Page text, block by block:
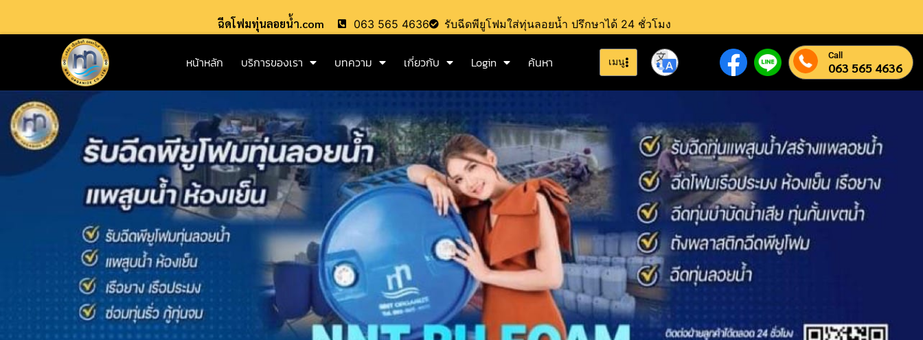
ฉีดโฟมทุ่นลอยน้ำ.com 063 565 4636 รับฉีดพียูโฟมใส่ทุ่นลอยน้ำ ปรึกษาได้ 24 ชั่วโมง
หน้าหลัก บริการของเรา บทความ เกี่ยวกับ Login ค้นหา เมนู Call
063 565 4636